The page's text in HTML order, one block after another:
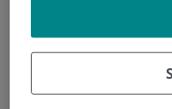
Coordinadora
Dr. Francisco